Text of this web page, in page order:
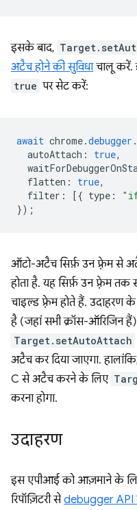
इसके बाद,
अटैच होने की सुविधाचालू करें.
true पर सेट करें:
await chrome.debugger .
autoAttach : true,
flatten : true,
filter : [{ type :
});
ऑटो-अटैच सिर्फ़ उन फ़्रेम से
होता है. यह सिर्फ़ उन फ़्रेम
चाइल्ड फ़्रेम होते हैं. उदाहरण
है (जहां सभी क्रॉस-ऑरिजिन
Target.setAutoAttach
अटैच कर दिया जाएगा.
C से अटैच करने के लिए
करना होगा.
उदाहरण
इस एपीआई को आज़माने के
रिपॉज़िटरी सेdebugger API